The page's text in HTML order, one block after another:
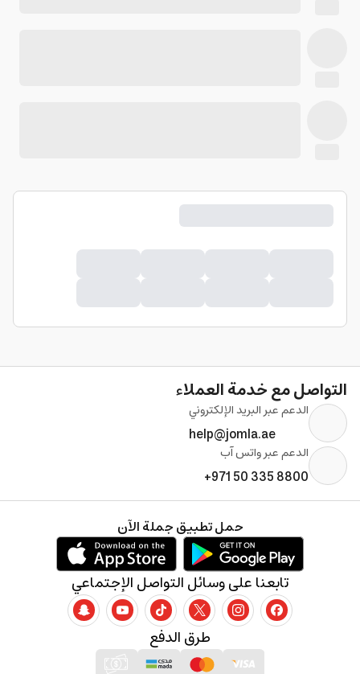
التواصل مع خدمة العملاء
الدعم عبر البريد الإلكتروني
help@jomla.ae
الدعم عبر واتس آب
+971 50 335 8800
طرق الدفع
تابعنا على وسائل التواصل الإجتماعي
حمل تطبيق جملة الآن